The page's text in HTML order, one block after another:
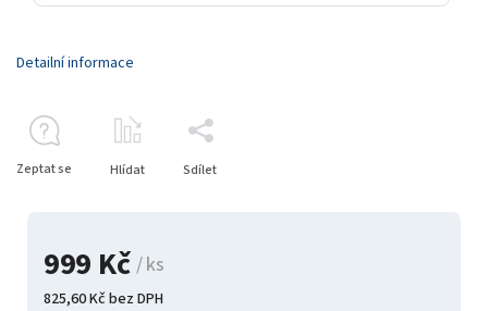
999 Kč / ks
825,60 Kč bez DPH
Detailní informace
Zeptat se Hlídat Sdílet